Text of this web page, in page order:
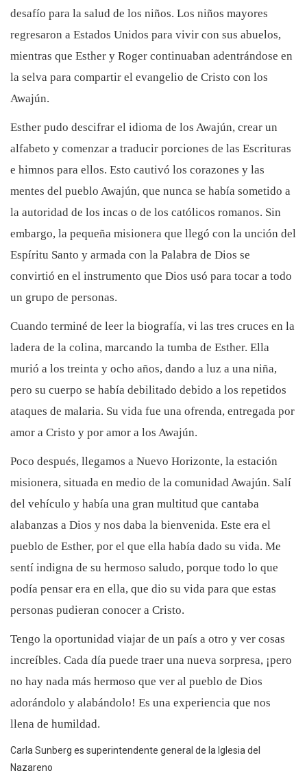
desafío para la salud de los niños. Los niños mayores
regresaron a Estados Unidos para vivir con sus abuelos,
mientras que Esther y Roger continuaban adentrándose en
la selva para compartir el evangelio de Cristo con los
Awajún.
Esther pudo descifrar el idioma de los Awajún, crear un
alfabeto y comenzar a traducir porciones de las Escrituras
e himnos para ellos. Esto cautivó los corazones y las
mentes del pueblo Awajún, que nunca se había sometido a
la autoridad de los incas o de los católicos romanos. Sin
embargo, la pequeña misionera que llegó con la unción del
Espíritu Santo y armada con la Palabra de Dios se
convirtió en el instrumento que Dios usó para tocar a todo
un grupo de personas.
Cuando terminé de leer la biografía, vi las tres cruces en la
ladera de la colina, marcando la tumba de Esther. Ella
murió a los treinta y ocho años, dando a luz a una niña,
pero su cuerpo se había debilitado debido a los repetidos
ataques de malaria. Su vida fue una ofrenda, entregada por
amor a Cristo y por amor a los Awajún.
Poco después, llegamos a Nuevo Horizonte, la estación
misionera, situada en medio de la comunidad Awajún. Salí
del vehículo y había una gran multitud que cantaba
alabanzas a Dios y nos daba la bienvenida. Este era el
pueblo de Esther, por el que ella había dado su vida. Me
sentí indigna de su hermoso saludo, porque todo lo que
podía pensar era en ella, que dio su vida para que estas
personas pudieran conocer a Cristo.
Tengo la oportunidad viajar de un país a otro y ver cosas
increíbles. Cada día puede traer una nueva sorpresa, ¡pero
no hay nada más hermoso que ver al pueblo de Dios
adorándolo y alabándolo! Es una experiencia que nos
llena de humildad.
Carla Sunberg es superintendente general de la Iglesia del
Nazareno